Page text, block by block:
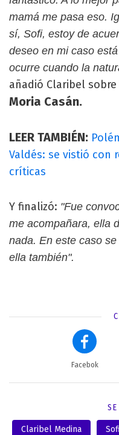
mamá me pasa eso.
sí, Sofi, estoy de
deseo en mi caso
ocurre cuando la
añadió Claribel
Moria Casán.
LEER TAMBIÉN:
Valdés: se vistió con
críticas
Y finalizó: "Fue
me acompañara, ella
nada. En este caso
ella también".
Facebok
Claribel Medina